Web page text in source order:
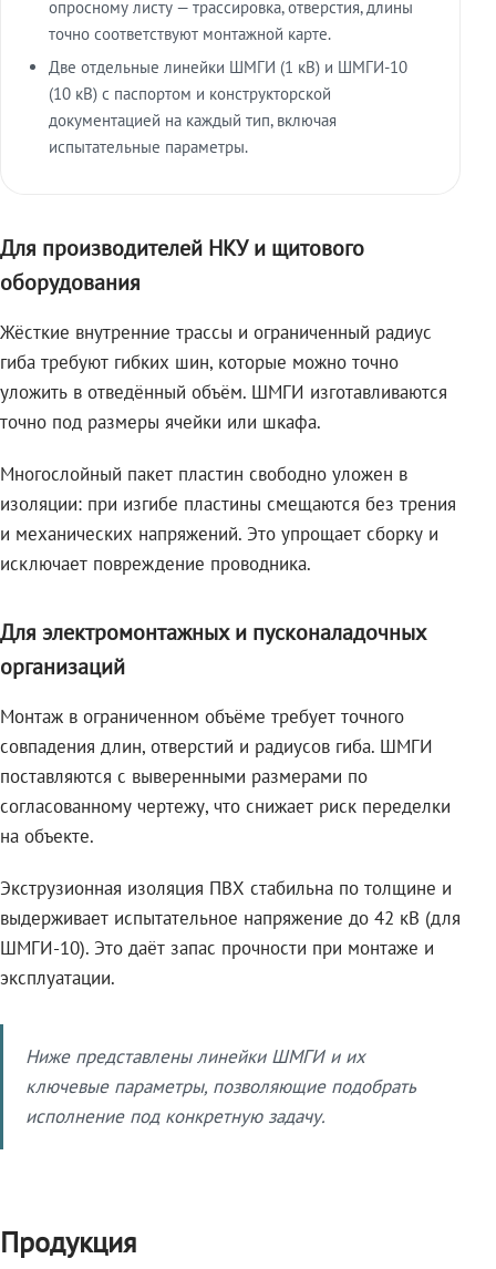
опросному листу — трассировка, отверстия, длины
точно соответствуют монтажной карте.
Две отдельные линейки ШМГИ (1 кВ) и ШМГИ-10
(10 кВ) с паспортом и конструкторской
документацией на каждый тип, включая
испытательные параметры.
Для производителей НКУ и щитового
оборудования
Жёсткие внутренние трассы и ограниченный радиус
гиба требуют гибких шин, которые можно точно
уложить в отведённый объём. ШМГИ изготавливаются
точно под размеры ячейки или шкафа.
Многослойный пакет пластин свободно уложен в
изоляции: при изгибе пластины смещаются без трения
и механических напряжений. Это упрощает сборку и
исключает повреждение проводника.
Для электромонтажных и пусконаладочных
организаций
Монтаж в ограниченном объёме требует точного
совпадения длин, отверстий и радиусов гиба. ШМГИ
поставляются с выверенными размерами по
согласованному чертежу, что снижает риск переделки
на объекте.
Экструзионная изоляция ПВХ стабильна по толщине и
выдерживает испытательное напряжение до 42 кВ (для
ШМГИ-10). Это даёт запас прочности при монтаже и
эксплуатации.
Ниже представлены линейки ШМГИ и их
ключевые параметры, позволяющие подобрать
исполнение под конкретную задачу.
Продукция